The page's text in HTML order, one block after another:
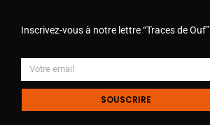
Inscrivez-vous à notre lettre “Traces de Ouf”
SOUSCRIRE